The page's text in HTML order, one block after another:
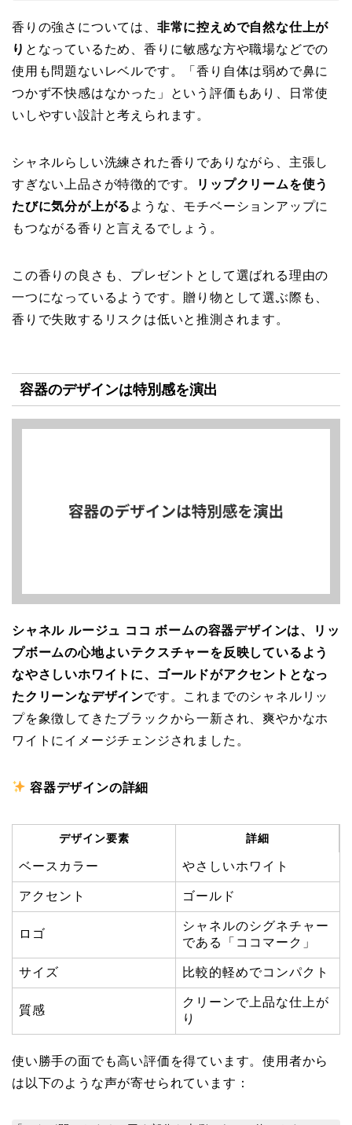
香りの強さについては、 非常に控えめで自然な仕上が
り となっているため、香りに敏感な方や職場などでの
使用も問題ないレベルです。「香り自体は弱めで鼻に
つかず不快感はなかった」という評価もあり、日常使
いしやすい設計と考えられます。
シャネルらしい洗練された香りでありながら、主張し
すぎない上品さが特徴的です。
リップクリームを使う
たびに気分が上がる ような、モチベーションアップに
もつながる香りと言えるでしょう。
この香りの良さも、プレゼントとして選ばれる理由の
一つになっているようです。贈り物として選ぶ際も、
香りで失敗するリスクは低いと推測されます。
容器のデザインは特別感を演出
シャネル ルージュ ココ ボームの容器デザインは、リッ
プボームの心地よいテクスチャーを反映しているよう
なやさしいホワイトに、ゴールドがアクセントとなっ
たクリーンなデザインです。これまでのシャネルリッ
プを象徴してきたブラックから一新され、爽やかなホ
ワイトにイメージチェンジされました。
容器デザインの詳細
デザイン要素 詳細
ベースカラー やさしいホワイト
アクセント ゴールド
ロゴ
シャネルのシグネチャー
である「ココマーク」
サイズ 比較的軽めでコンパクト
質感
クリーンで上品な仕上が
り
使い勝手の面でも高い評価を得ています。使用者から
は以下のような声が寄せられています：